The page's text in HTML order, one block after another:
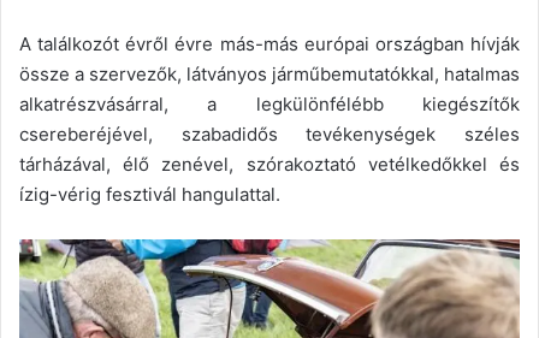
A találkozót évről évre más-más európai országban hívják
össze a szervezők, látványos járműbemutatókkal, hatalmas
alkatrészvásárral, a legkülönfélébb kiegészítők
csereberéjével, szabadidős tevékenységek széles
tárházával, élő zenével, szórakoztató vetélkedőkkel és
ízig-vérig fesztivál hangulattal.